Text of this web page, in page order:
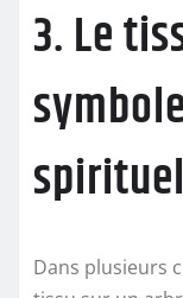
3. Le
spirituel
Dans plusieurs